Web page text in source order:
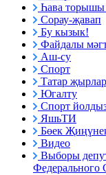
Һава торышы
Сорау-җавап
Бу кызык!
Файдалы
Аш-су
Спорт
Татар
Югалту
Спорт
ЯшьТИ
Бөек
Видео
Выборы
Федерального